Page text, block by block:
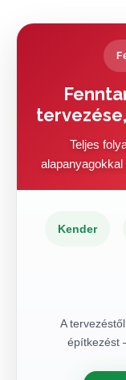
Teljes
Kender
A
építkezést